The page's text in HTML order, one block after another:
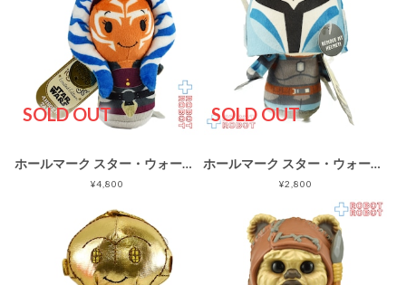
SOLD OUT
ホールマーク スター・ウォーズ 反乱者たち アソーカ・タノ itty bittys ぬいぐるみ
¥4,800
SOLD OUT
ホールマーク スター・ウォーズ マンダロリアン ボ=カターン・クライズ itty bittys ぬいぐるみ 紙タグ付き
¥2,800